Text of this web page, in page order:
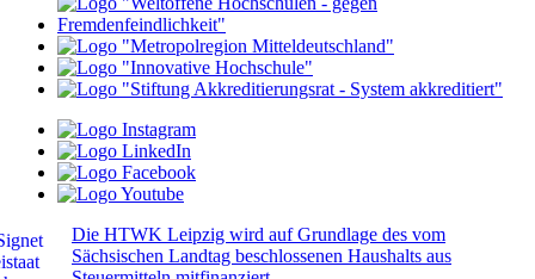
Die HTWK Leipzig wird auf Grundlage des vom
Sächsischen Landtag beschlossenen Haushalts aus